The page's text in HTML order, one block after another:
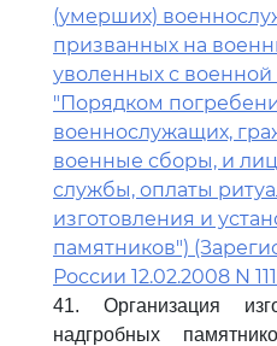
(умерших)
призванных на
уволенных с
"Порядком
военнослужащих,
военные сборы, и
службы, оплаты
изготовления и
памятников")
России 12.02.2008 N
41. Организация
надгробных